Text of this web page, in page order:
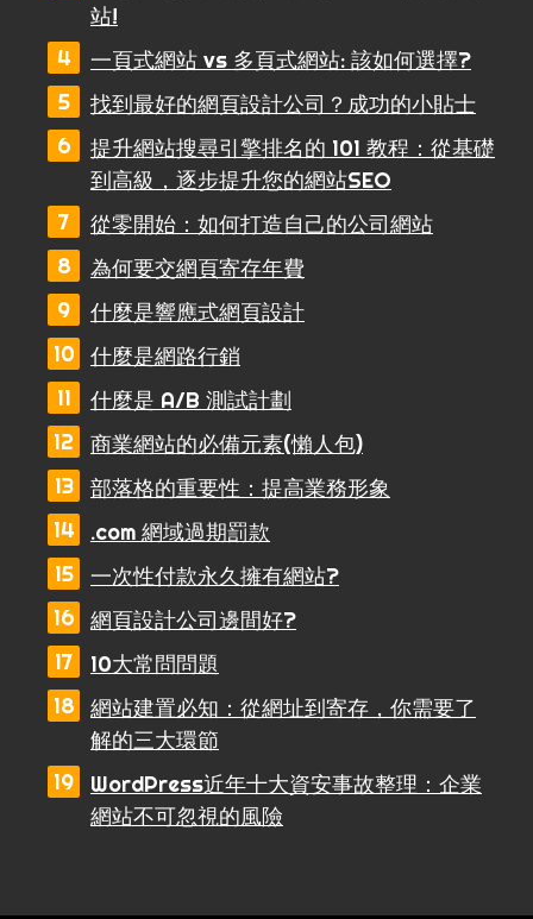
站!
一頁式網站 vs 多頁式網站: 該如何選擇?
找到最好的網頁設計公司？成功的小貼士
提升網站搜尋引擎排名的 101 教程：從基礎
到高級，逐步提升您的網站SEO
從零開始：如何打造自己的公司網站
為何要交網頁寄存年費
什麼是響應式網頁設計
什麼是網路行銷
什麼是 A/B 測試計劃
商業網站的必備元素(懶人包)
部落格的重要性：提高業務形象
.com 網域過期罰款
一次性付款永久擁有網站?
網頁設計公司邊間好?
10大常問問題
網站建置必知：從網址到寄存，你需要了
解的三大環節
WordPress近年十大資安事故整理：企業
網站不可忽視的風險